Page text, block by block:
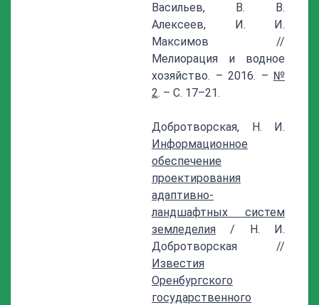
Васильев, В. В.
Алексеев, И. И.
Максимов //
Мелиорация и водное
хозяйство. – 2016. – №
2. – С. 17–21.
Добротворская, Н. И.
Информационное
обеспечение
проектирования
адаптивно-
ландшафтных систем
земледелия / Н. И.
Добротворская //
Известия
Оренбургского
государственного